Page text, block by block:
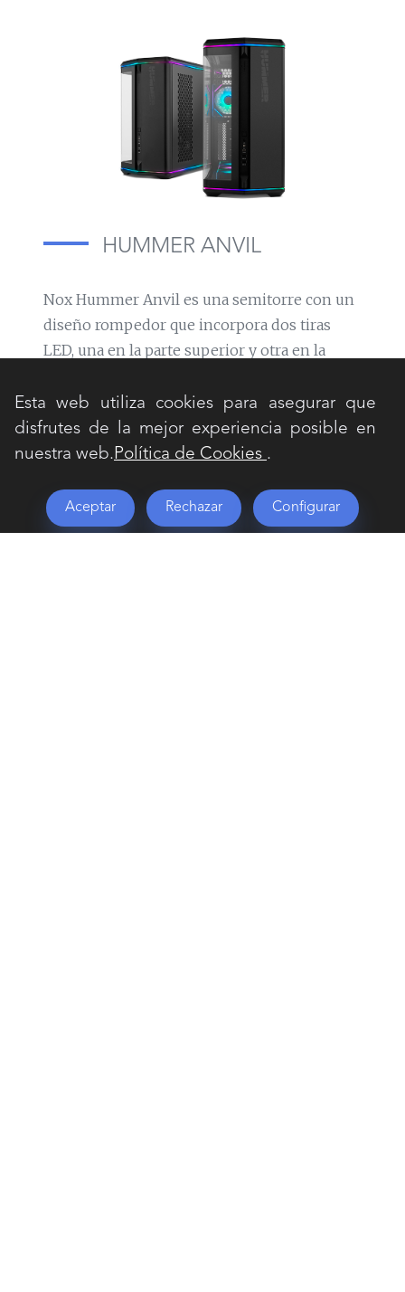
HUMMER ANVIL
Nox Hummer Anvil es una semitorre con un
diseño rompedor que incorpora dos tiras
LED, una en la parte superior y otra en la
tu setup.
Además, incluye una ventana panorámica
curva formada por su cristal frontal y lateral
frameless, que ofrece una vista clara y
envolvente de tu configuración.
Esta web utiliza cookies para asegurar que
disfrutes de la mejor experiencia posible en
nuestra web. Política de Cookies .
Aceptar Rechazar Configurar